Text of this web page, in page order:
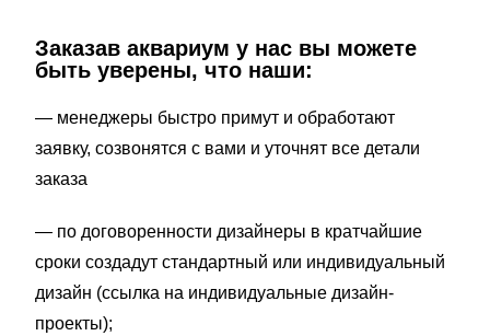
Заказав аквариум у нас вы можете
быть уверены, что наши:
— менеджеры быстро примут и обработают
заявку, созвонятся с вами и уточнят все детали
заказа
— по договоренности дизайнеры в кратчайшие
сроки создадут стандартный или индивидуальный
дизайн (ссылка на индивидуальные дизайн-
проекты);